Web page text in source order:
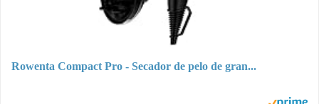
Rowenta Compact Pro - Secador de pelo de gran...